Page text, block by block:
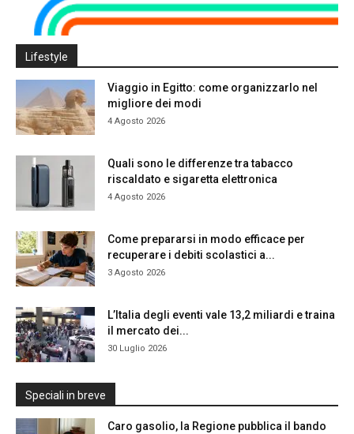
Lifestyle
Viaggio in Egitto: come organizzarlo nel
migliore dei modi
4 Agosto 2026
Quali sono le differenze tra tabacco
riscaldato e sigaretta elettronica
4 Agosto 2026
Come prepararsi in modo efficace per
recuperare i debiti scolastici a...
3 Agosto 2026
L’Italia degli eventi vale 13,2 miliardi e traina
il mercato dei...
30 Luglio 2026
Speciali in breve
Caro gasolio, la Regione pubblica il bando